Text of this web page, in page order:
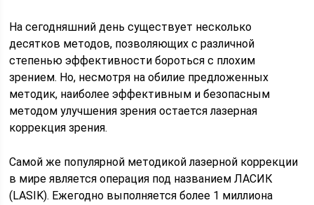
На сегодняшний день существует несколько
десятков методов, позволяющих с различной
степенью эффективности бороться с плохим
зрением. Но, несмотря на обилие предложенных
методик, наиболее эффективным и безопасным
методом улучшения зрения остается лазерная
коррекция зрения.
Самой же популярной методикой лазерной коррекции
в мире является операция под названием ЛАСИК
(LASIK). Ежегодно выполняется более 1 миллиона